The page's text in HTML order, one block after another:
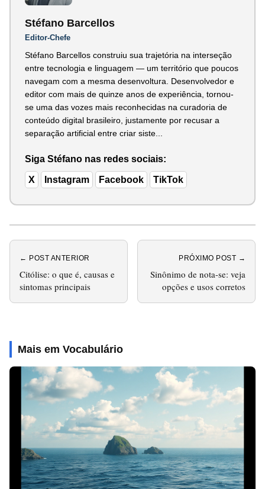
Stéfano Barcellos
Editor-Chefe
Stéfano Barcellos construiu sua trajetória na interseção
entre tecnologia e linguagem — um território que poucos
navegam com a mesma desenvoltura. Desenvolvedor e
editor com mais de quinze anos de experiência, tornou-
se uma das vozes mais reconhecidas na curadoria de
conteúdo digital brasileiro, justamente por recusar a
separação artificial entre criar siste...
Siga Stéfano nas redes sociais:
X Instagram Facebook TikTok
← POST ANTERIOR
Citólise: o que é, causas e
sintomas principais
PRÓXIMO POST →
Sinônimo de nota-se: veja
opções e usos corretos
Mais em Vocabulário